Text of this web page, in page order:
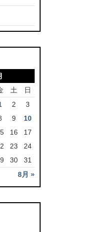
土 日
8月 »
2
3
9
10
16
17
23
24
30 31